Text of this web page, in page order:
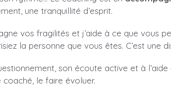
une tranquillité d’esprit.
vos fragilités et j’aide à ce que vous
la personne que vous êtes. C’est une
son écoute active et à l’aide
coaché, le faire évoluer.